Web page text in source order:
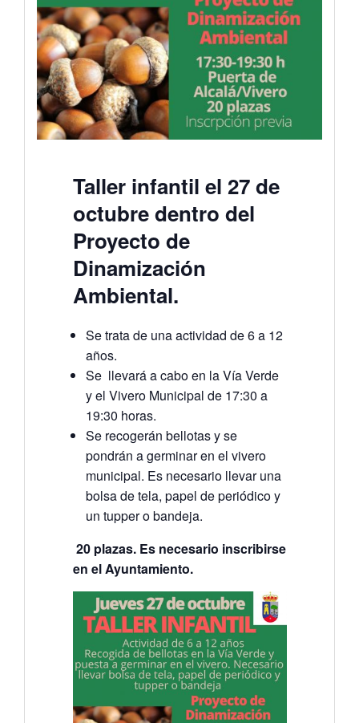
Taller infantil el 27 de
octubre dentro del
Proyecto de
Dinamización
Ambiental.
Se trata de una actividad de 6 a 12
años.
Se llevará a cabo en la Vía Verde
y el Vivero Municipal de 17:30 a
19:30 horas.
Se recogerán bellotas y se
pondrán a germinar en el vivero
municipal. Es necesario llevar una
bolsa de tela, papel de periódico y
un tupper o bandeja.
20 plazas. Es necesario inscribirse
en el Ayuntamiento.